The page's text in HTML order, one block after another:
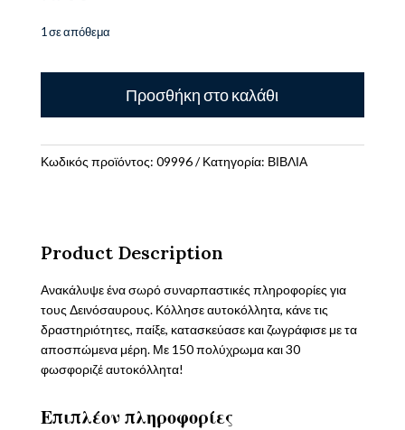
1 σε απόθεμα
Δεινόσαυροι
-
-
Προσθήκη στο καλάθι
Κωδικός προϊόντος: 09996 Κατηγορία: ΒΙΒΛΙΑ
Product Description
Ανακάλυψε ένα σωρό συναρπαστικές πληροφορίες για
τους Δεινόσαυρους. Κόλλησε αυτοκόλλητα, κάνε τις
δραστηριότητες, παίξε, κατασκεύασε και ζωγράφισε με τα
αποσπώμενα μέρη. Με 150 πολύχρωμα και 30
φωσφοριζέ αυτοκόλλητα!
Επιπλέον πληροφορίες